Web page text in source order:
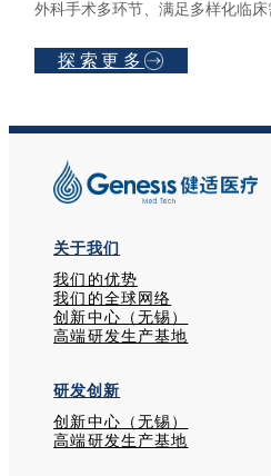
外科手术多环节、满足多样化临床
探索更多
关于我们
我们的优势
我们的全球网络
创新中心（无锡）
高端研发生产基地
研发创新
创新中心（无锡）
高端研发生产基地